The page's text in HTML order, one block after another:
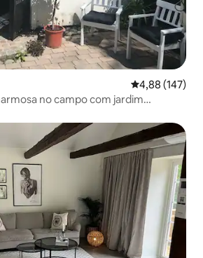
4,88 de uma
4,88 (147)
no campo com jardim